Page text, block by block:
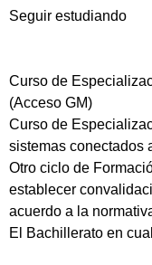
Seguir estudiando
Curso de
(Acceso GM)
Curso de
sistemas conectados
Otro ciclo de
establecer
acuerdo a la
El Bachillerato en